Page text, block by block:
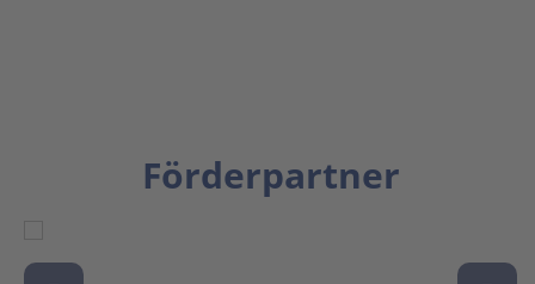
Förderpartner